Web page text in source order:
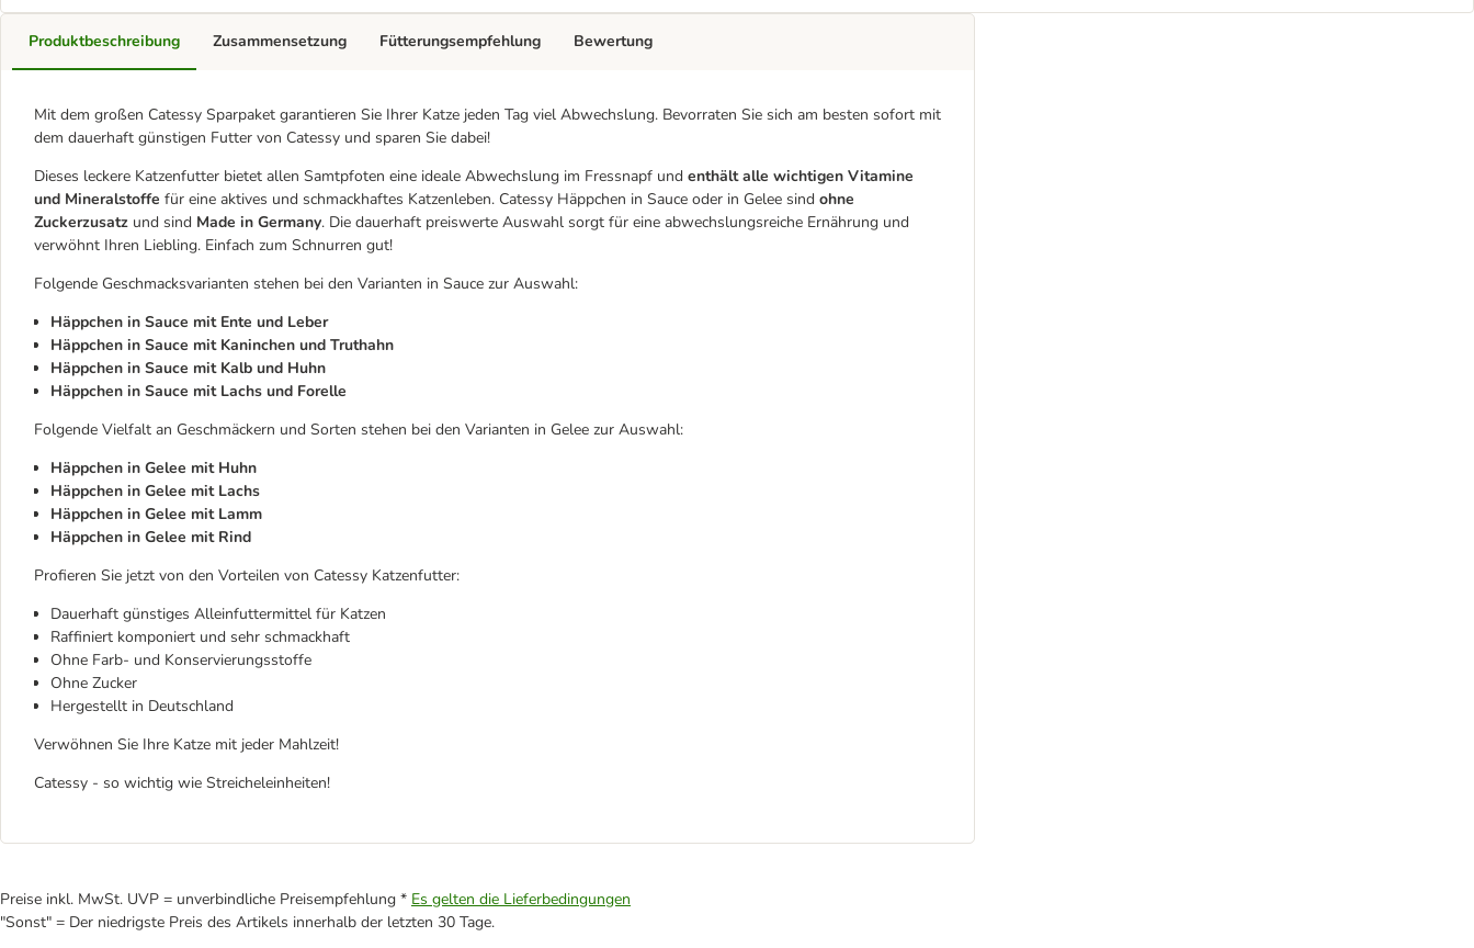
Produktbeschreibung
Mit dem großen Catessy Sparpaket garantieren Sie Ihrer Katze jeden Tag viel Abwechslung. Bevorraten Sie sich am besten sofort mit
dem dauerhaft günstigen Futter von Catessy und sparen Sie dabei!
Dieses leckere Katzenfutter bietet allen Samtpfoten eine ideale Abwechslung im Fressnapf und enthält alle wichtigen Vitamine
und Mineralstoffe für eine aktives und schmackhaftes Katzenleben. Catessy Häppchen in Sauce oder in Gelee sind ohne
Zuckerzusatz und sind Made in Germany. Die dauerhaft preiswerte Auswahl sorgt für eine abwechslungsreiche Ernährung und
verwöhnt Ihren Liebling. Einfach zum Schnurren gut!
Folgende Geschmacksvarianten stehen bei den Varianten in Sauce zur Auswahl:
Häppchen in Sauce mit Ente und Leber
Häppchen in Sauce mit Kaninchen und Truthahn
Häppchen in Sauce mit Kalb und Huhn
Häppchen in Sauce mit Lachs und Forelle
Folgende Vielfalt an Geschmäckern und Sorten stehen bei den Varianten in Gelee zur Auswahl:
Häppchen in Gelee mit Huhn
Häppchen in Gelee mit Lachs
Häppchen in Gelee mit Lamm
Häppchen in Gelee mit Rind
Profieren Sie jetzt von den Vorteilen von Catessy Katzenfutter:
Dauerhaft günstiges Alleinfuttermittel für Katzen
Raffiniert komponiert und sehr schmackhaft
Ohne Farb- und Konservierungsstoffe
Ohne Zucker
Hergestellt in Deutschland
Verwöhnen Sie Ihre Katze mit jeder Mahlzeit!
Catessy - so wichtig wie Streicheleinheiten!
Zusammensetzung Fütterungsempfehlung Bewertung
Preise inkl. MwSt. UVP = unverbindliche Preisempfehlung * Es gelten die Lieferbedingungen
"Sonst" = Der niedrigste Preis des Artikels innerhalb der letzten 30 Tage.